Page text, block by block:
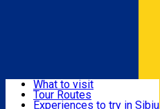
Useful info
What to visit
Tour Routes
Experiences to try in Sibiu